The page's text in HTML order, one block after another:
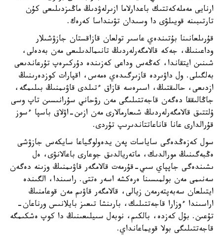
ارنايى مەملەكەتتىك باعدارلاما ازىرلەۋدىڭ ماڭىزدىلىعى كۇن
تارتىبىنە قويىلۋى دا وسىدان تۋىنداسا كەرەك.
قۇرىلعانىنا بۇتىندەي عاسىر تولعان قازاقستان جازۋشىلار
وداعىنىڭ، جەكە قالامگەرلەردىڭ تانىمالدىلىعى مەن بەدەلى،
شىنىن ايتقاندا، كەڭەس وداعى كەزىندە دۇركىرەپ تۇرعاندىعى
بەلگىلى. ول داۋىردە قازىرگىدەي ەمەس، اقپارات كوزدەرىنىڭ
ازدىعى، حالىقتىڭ، اسىرەسە قازاق ءتىلدى قاۋىمنىڭ بىلىمگە،
جاڭالىققا دەگەن قاجەتتىلىگى مەن رۋحاني سۇرانىسىن تاپ وسى
ۇلتتىق قالامگەرلەردىڭ شىعارمالارى مەن ازىن-اۋلاق باسپا ءسوز
قۇرالدارى عانا قاناعاتتاندىرىپ تۇردى.
سول كەزەڭدەگى ساياسات پەن يدەولوگياعا سايكەس جازۋشى
ەڭبەگىنىڭ مورالدىك، ماتەريالدىق جوعارى باعالانۋى، ەل
ىشىندەگى جاپپاي سىي-قۇرمەت قالامگەر قاۋىمنىڭ وزىنە دەگەن
سەنىمى مەن بولمىسىنا ەرەكشە اسەر ەتتى. راسىندا، الگىندە
ايتىلعان سەبەپتەرمەن زيالى، قالامگەر قاۋىم مەن قوعامنىڭ
اراسىندا ءوزارا قاجەتتىلىك، بارىنشا تىعىز بايلانىس ورناعان-
تۇعىن. بۇل كەزدە، بالكىم، نوبەل سىيلىعىنىڭ دا كوپ ەشكىمگە
قاجەتتىلىگى بولا قويماعانداي.